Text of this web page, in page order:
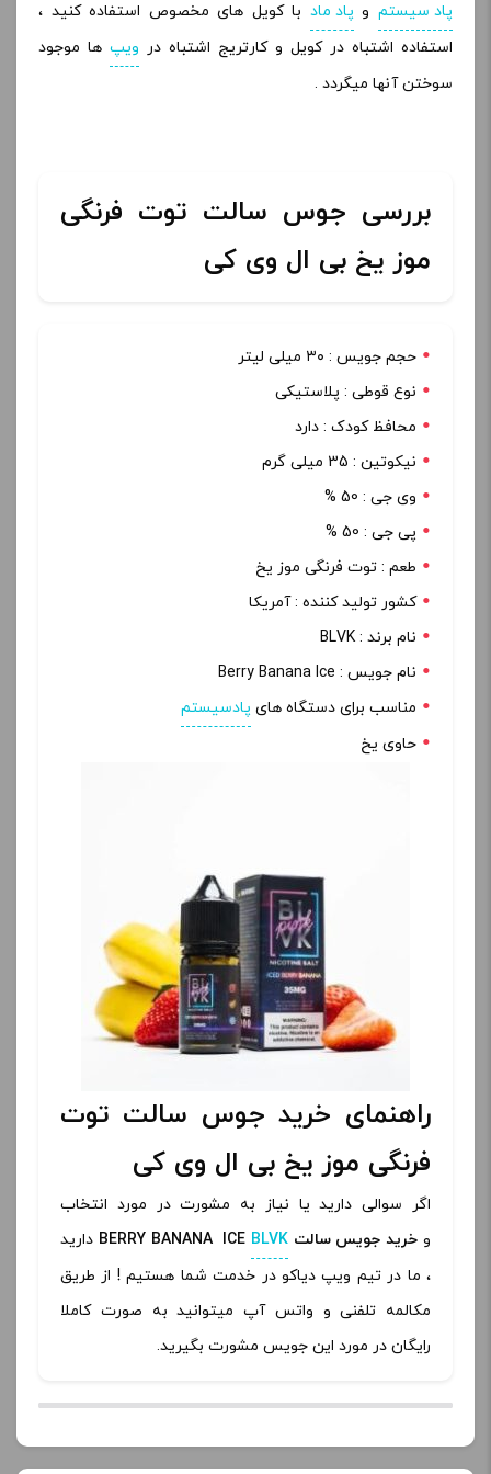
پاد سیستمو پاد ماد با کویل های مخصوص استفاده کنید ،
استفاده اشتباه در کویل و کارتریج اشتباه در ویپ ها موجود
سوختن آنها میگردد .
بررسی جوس سالت توت فرنگی
موز یخ بی ال وی کی
حجم جویس : ۳۰ میلی لیتر
نوع قوطی : پلاستیکی
محافظ کودک : دارد
نیکوتین : 35 میلی گرم
وی جی : 50 %
پی جی : 50 %
طعم : توت فرنگی موز یخ
کشور تولید کننده : آمریکا
نام برند : BLVK
نام جویس : Berry Banana Ice
مناسب برای دستگاه های پادسیستم
حاوی یخ
راهنمای خرید جوس سالت توت
فرنگی موز یخ بی ال وی کی
اگر سوالی دارید یا نیاز به مشورت در مورد انتخاب
و خرید جویس سالتBLVK
دارید
، ما در تیم ویپ دیاکو در خدمت شما هستیم ! از طریق
مکالمه تلفنی و واتس آپ میتوانید به صورت کاملا
رایگان در مورد این جویس مشورت بگیرید.